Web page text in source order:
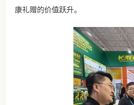
康礼赠的价值跃升。